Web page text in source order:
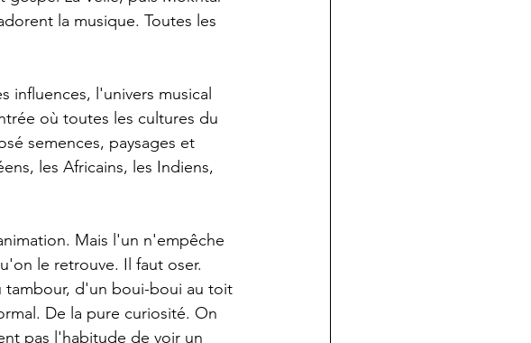
la musique. Toutes les
influences, l'univers musical
où toutes les cultures du
semences, paysages et
les Africains, les Indiens,
Mais l'un n'empêche
le retrouve. Il faut oser.
tambour, d'un boui-boui au toit
De la pure curiosité. On
pas l'habitude de voir un